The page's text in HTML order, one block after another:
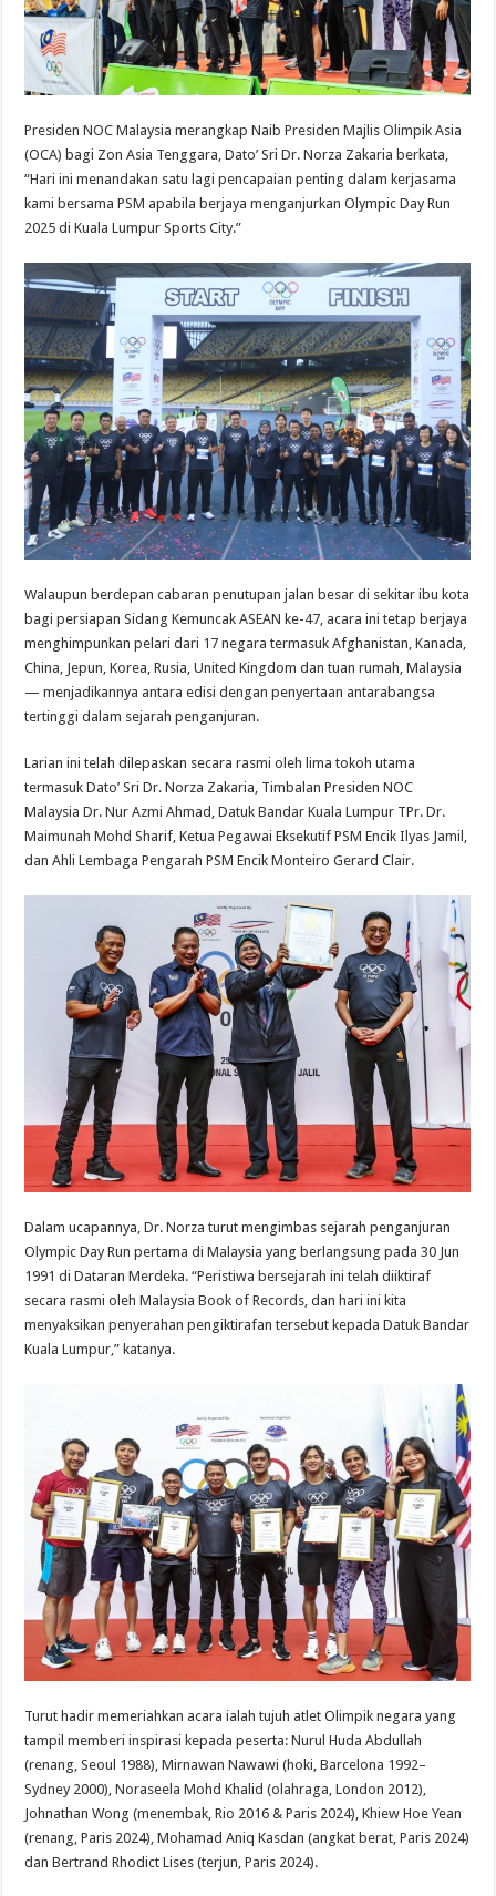
Presiden NOC Malaysia merangkap Naib Presiden Majlis Olimpik Asia
(OCA) bagi Zon Asia Tenggara, Dato’ Sri Dr. Norza Zakaria berkata,
“Hari ini menandakan satu lagi pencapaian penting dalam kerjasama
kami bersama PSM apabila berjaya menganjurkan Olympic Day Run
2025 di Kuala Lumpur Sports City.”
Walaupun berdepan cabaran penutupan jalan besar di sekitar ibu kota
bagi persiapan Sidang Kemuncak ASEAN ke-47, acara ini tetap berjaya
menghimpunkan pelari dari 17 negara termasuk Afghanistan, Kanada,
China, Jepun, Korea, Rusia, United Kingdom dan tuan rumah, Malaysia
— menjadikannya antara edisi dengan penyertaan antarabangsa
tertinggi dalam sejarah penganjuran.
Larian ini telah dilepaskan secara rasmi oleh lima tokoh utama
termasuk Dato’ Sri Dr. Norza Zakaria, Timbalan Presiden NOC
Malaysia Dr. Nur Azmi Ahmad, Datuk Bandar Kuala Lumpur TPr. Dr.
Maimunah Mohd Sharif, Ketua Pegawai Eksekutif PSM Encik Ilyas Jamil,
dan Ahli Lembaga Pengarah PSM Encik Monteiro Gerard Clair.
Dalam ucapannya, Dr. Norza turut mengimbas sejarah penganjuran
Olympic Day Run pertama di Malaysia yang berlangsung pada 30 Jun
1991 di Dataran Merdeka. “Peristiwa bersejarah ini telah diiktiraf
secara rasmi oleh Malaysia Book of Records, dan hari ini kita
menyaksikan penyerahan pengiktirafan tersebut kepada Datuk Bandar
Kuala Lumpur,” katanya.
Turut hadir memeriahkan acara ialah tujuh atlet Olimpik negara yang
tampil memberi inspirasi kepada peserta: Nurul Huda Abdullah
(renang, Seoul 1988), Mirnawan Nawawi (hoki, Barcelona 1992–
Sydney 2000), Noraseela Mohd Khalid (olahraga, London 2012),
Johnathan Wong (menembak, Rio 2016 & Paris 2024), Khiew Hoe Yean
(renang, Paris 2024), Mohamad Aniq Kasdan (angkat berat, Paris 2024)
dan Bertrand Rhodict Lises (terjun, Paris 2024).